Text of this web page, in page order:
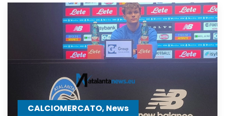
il
Milan,
su
offre
Ricci
CALCIOMERCATO, News